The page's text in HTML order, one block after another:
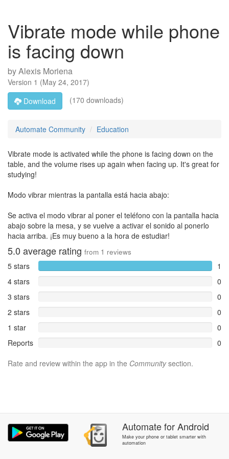
Vibrate mode while phone
is facing down
byAlexis Moriena
Version 1 (May 24, 2017)
Download
(170 downloads)
Automate Community Education
Vibrate mode is activated while the phone is facing down on the
table, and the volume rises up again when facing up. It's great for
studying!
Modo vibrar mientras la pantalla está hacia abajo:
Se activa el modo vibrar al poner el teléfono con la pantalla hacia
abajo sobre la mesa, y se vuelve a activar el sonido al ponerlo
hacia arriba. ¡Es muy bueno a la hora de estudiar!
5.0 average rating from 1 reviews
5 stars
1
4 stars
0
3 stars
0
2 stars
0
1 star
0
Reports
0
Rate and review within the app in the Communitysection.
AutomateforAndroid
Make your phone or tablet smarter with
automation